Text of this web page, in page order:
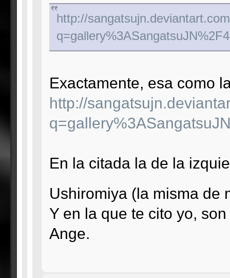
http://
Exactamente, esa como
http://
En la citada la de la
Ushiromiya (la misma
Y en la que te cito yo,
Ange.